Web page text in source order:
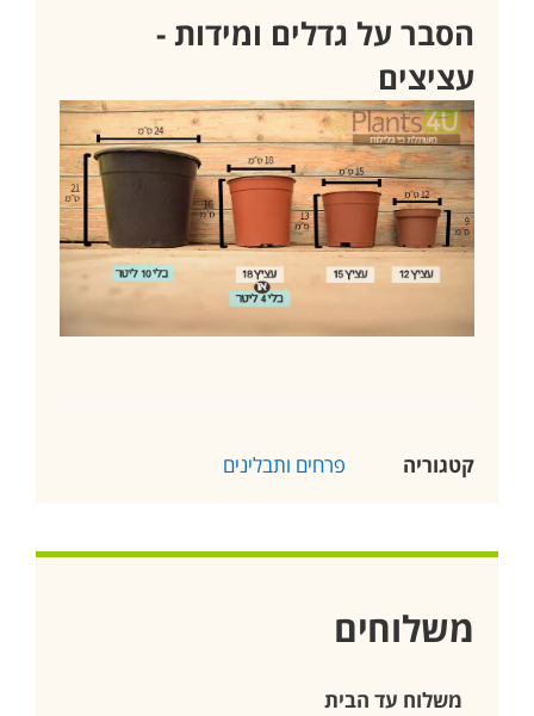
הסבר על גדלים ומידות -
עציצים
קטגוריה פרחים ותבלינים
משלוחים
משלוח עד הבית